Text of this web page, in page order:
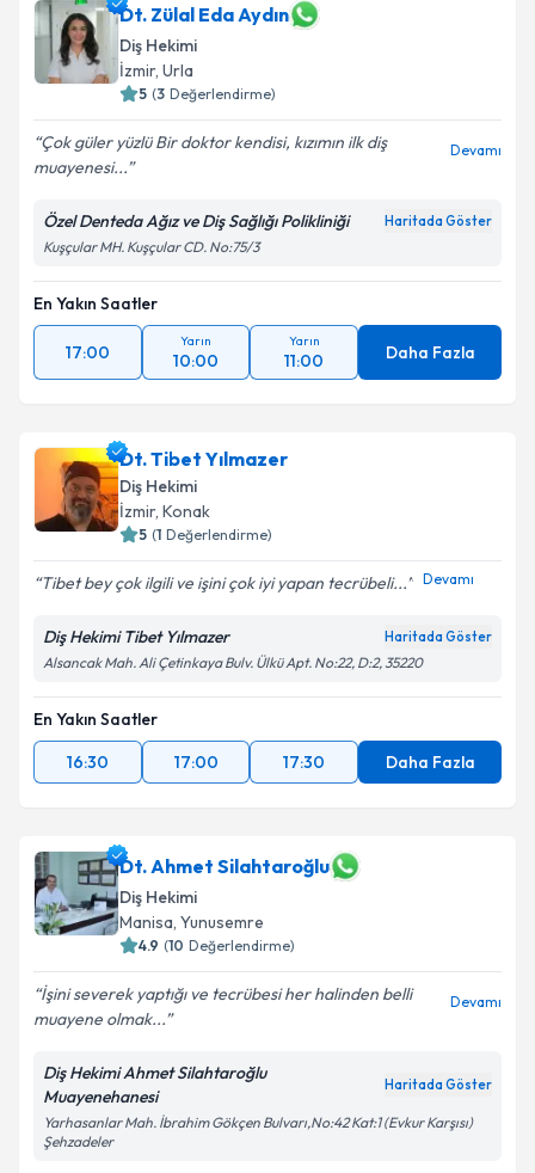
Dt. Zülal Eda Aydın
Diş Hekimi
İzmir, Urla
5 (3 Değerlendirme)
Çok güler yüzlü Bir doktor kendisi, kızımın ilk diş
muayenesi...
Devamı
Özel Denteda Ağız ve Diş Sağlığı Polikliniği Haritada Göster
Kuşçular MH. Kuşçular CD. No:75/3
En Yakın Saatler
17:00
Yarın
10:00
Yarın
11:00 Daha Fazla
Dt. Tibet Yılmazer
Diş Hekimi
İzmir, Konak
5 (1 Değerlendirme)
Tibet bey çok ilgili ve işini çok iyi yapan tecrübeli... Devamı
Diş Hekimi Tibet Yılmazer Haritada Göster
Alsancak Mah. Ali Çetinkaya Bulv. Ülkü Apt. No:22, D:2, 35220
En Yakın Saatler
16:30
17:00 17:30 Daha Fazla
Dt. Ahmet Silahtaroğlu
Diş Hekimi
Manisa, Yunusemre
4.9 (10 Değerlendirme)
İşini severek yaptığı ve tecrübesi her halinden belli
muayene olmak...
Devamı
Diş Hekimi Ahmet Silahtaroğlu
Muayenehanesi
Haritada Göster
Yarhasanlar Mah. İbrahim Gökçen Bulvarı,No:42 Kat:1 (Evkur Karşısı)
Şehzadeler